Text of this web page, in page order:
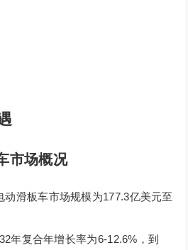
市场概况
动滑板车市场规模为177.3亿美元至
年复合年增长率为6-12.6%，到